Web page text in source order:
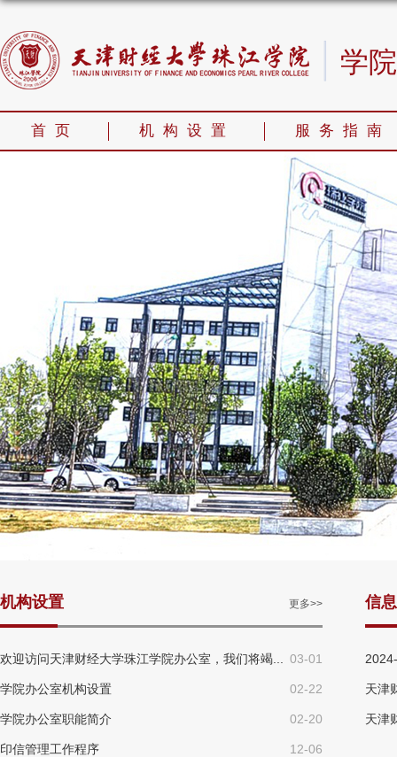
学
首页 机构设置 服务指南
机构设置 更多>>
欢迎访问天津财经大学珠江学院办公室，我们将竭... 03-01
学院办公室机构设置 02-22
学院办公室职能简介 02-20
印信管理工作程序 12-06
信
天津
天津